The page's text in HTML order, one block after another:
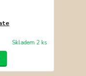
Skladem 2 ks